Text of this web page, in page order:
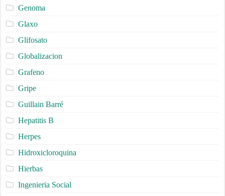
Genoma
Glaxo
Glifosato
Globalizacion
Grafeno
Gripe
Guillain Barré
Hepatitis B
Herpes
Hidroxicloroquina
Hierbas
Ingenieria Social